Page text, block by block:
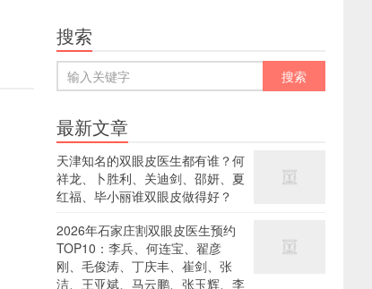
搜索
最新文章
天津知名的双眼皮医生都有谁？何
祥龙、卜胜利、关迪剑、邵妍、夏
红福、毕小丽谁双眼皮做得好？
2026年石家庄割双眼皮医生预约
TOP10：李兵、何连宝、翟彦
刚、毛俊涛、丁庆丰、崔剑、张
洁、王亚斌、马云鹏、张玉辉、李